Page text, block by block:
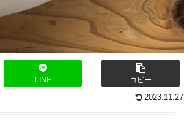
LINE コピー
2023.11.27